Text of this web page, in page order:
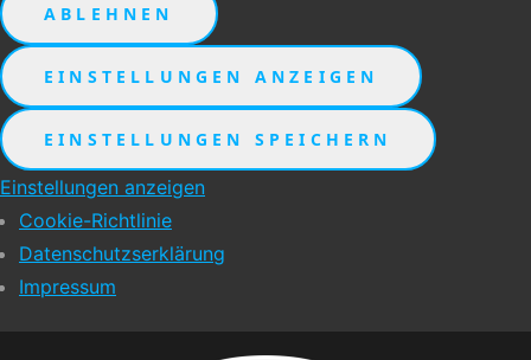
ABLEHNEN
EINSTELLUNGEN ANZEIGEN
EINSTELLUNGEN SPEICHERN
Einstellungen anzeigen
Cookie-Richtlinie
Datenschutzserklärung
Impressum